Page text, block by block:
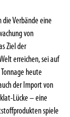
Verbände eine
von
Ziel der
erreichen, sei auf
heute
der Import von
Lücke – eine
spiele